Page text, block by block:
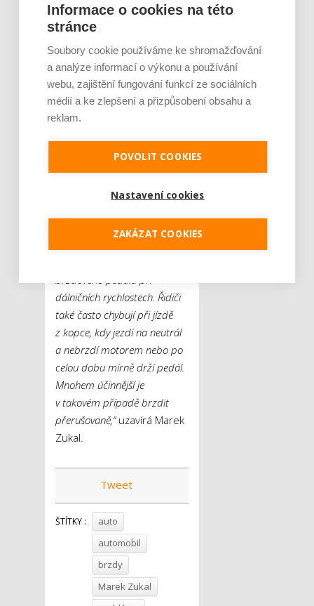
Životnost jednotlivých
komponentů brzdové
soustavy lze kromě
pravidelného servisování
prodloužit i šetrným
způsobem jízdy. Na
brzdových destičkách se
tímto způsobem dá najet
až dvojnásobná kilometráž,
než při agresivním stylu
automobilu je ideální plynulá
brzdového pedálu při
dálničních rychlostech. Řidiči
také často chybují při jízdě
z kopce, kdy jezdí na neutrál
a nebrzdí motorem nebo po
celou dobu mírně drží pedál.
Mnohem účinnější je
v takovém případě brzdit
přerušovaně,“uzavírá Marek
Zukal.
Tweet
ŠTÍTKY :
auto
automobil
brzdy
Marek Zukal
Informace o cookies na této
stránce
Soubory cookie používáme ke shromažďování
a analýze informací o výkonu a používání
webu, zajištění fungování funkcí ze sociálních
médií a ke zlepšení a přizpůsobení obsahu a
reklam.
POVOLIT COOKIES
Nastavení cookies
ZAKÁZAT COOKIES